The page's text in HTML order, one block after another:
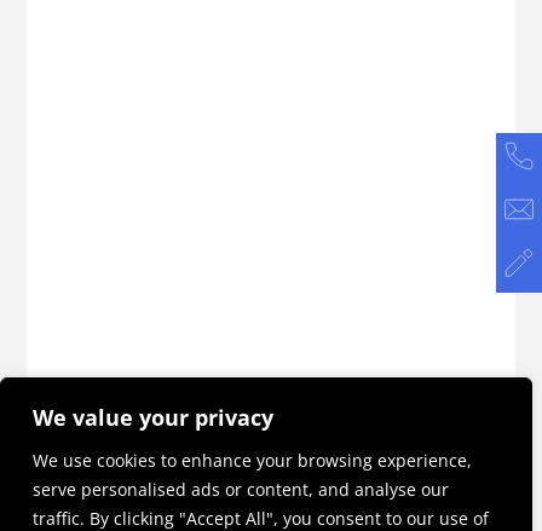
We value your privacy
We use cookies to enhance your browsing experience,
serve personalised ads or content, and analyse our
traffic. By clicking "Accept All", you consent to our use of